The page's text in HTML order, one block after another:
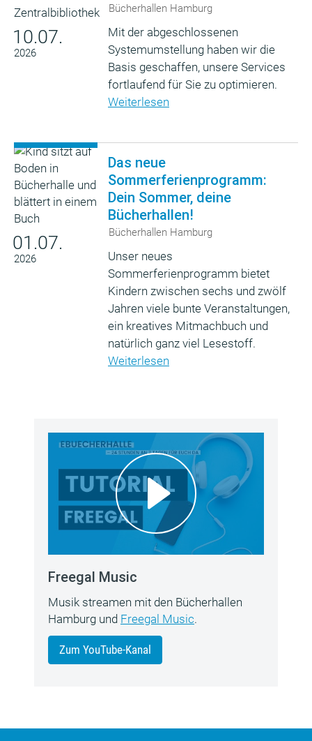
10.07.
2026
Bücherhallen Hamburg
Mit der abgeschlossenen
Systemumstellung haben wir die
Basis geschaffen, unsere Services
fortlaufend für Sie zu optimieren.
Weiterlesen
01.07.
2026
Das neue
Sommerferienprogramm:
Dein Sommer, deine
Bücherhallen!
Bücherhallen Hamburg
Unser neues
Sommerferienprogramm bietet
Kindern zwischen sechs und zwölf
Jahren viele bunte Veranstaltungen,
ein kreatives Mitmachbuch und
natürlich ganz viel Lesestoff.
Weiterlesen
Freegal Music
Musik streamen mit den Bücherhallen
Hamburg und Freegal Music.
Zum YouTube-Kanal